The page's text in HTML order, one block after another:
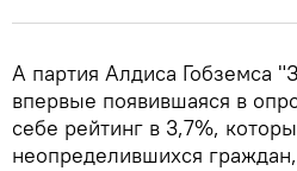
А партия Алдиса Гобземса
впервые появившаяся в
себе рейтинг в 3,7%,
неопределившихся